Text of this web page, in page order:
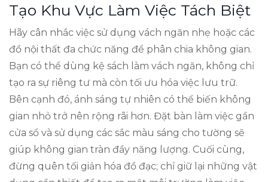
Tạo Khu Vực Làm Việc Tách Biệt
Hãy cân nhắc việc sử dụng vách ngăn nhẹ hoặc các
đồ nội thất đa chức năng để phân chia không gian.
Bạn có thể dùng kệ sách làm vách ngăn, không chỉ
tạo ra sự riêng tư mà còn tối ưu hóa việc lưu trữ.
Bên cạnh đó, ánh sáng tự nhiên có thể biến không
gian nhỏ trở nên rộng rãi hơn. Đặt bàn làm việc gần
cửa sổ và sử dụng các sắc màu sáng cho tường sẽ
giúp không gian tràn đầy năng lượng. Cuối cùng,
đừng quên tối giản hóa đồ đạc; chỉ giữ lại những vật